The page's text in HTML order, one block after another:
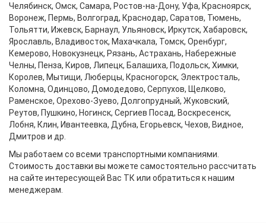
Челябинск, Омск, Самара, Ростов-на-Дону, Уфа, Красноярск,
Воронеж, Пермь, Волгоград, Краснодар, Саратов, Тюмень,
Тольятти, Ижевск, Барнаул, Ульяновск, Иркутск, Хабаровск,
Ярославль, Владивосток, Махачкала, Томск, Оренбург,
Кемерово, Новокузнецк, Рязань, Астрахань, Набережные
Челны, Пенза, Киров, Липецк, Балашиха, Подольск, Химки,
Королев, Мытищи, Люберцы, Красногорск, Электросталь,
Коломна, Одинцово, Домодедово, Серпухов, Щелково,
Раменское, Орехово-Зуево, Долгопрудный, Жуковский,
Реутов, Пушкино, Ногинск, Сергиев Посад, Воскресенск,
Лобня, Клин, Ивантеевка, Дубна, Егорьевск, Чехов, Видное,
Дмитров и др.
Мы работаем со всеми транспортными компаниями.
Стоимость доставки вы можете самостоятельно рассчитать
на сайте интересующей Вас ТК или обратиться к нашим
менеджерам.